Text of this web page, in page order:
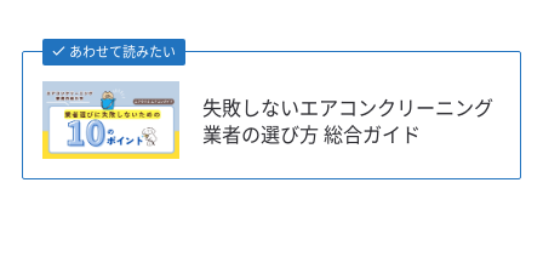
あわせて読みたい
失敗しないエアコンクリーニング
業者の選び方 総合ガイド